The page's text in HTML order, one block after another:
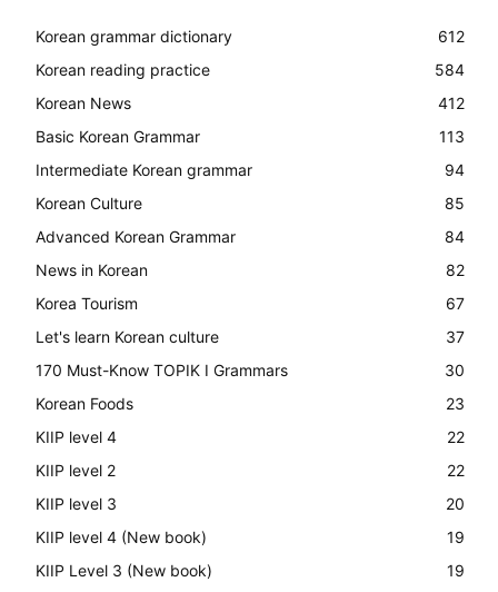
Korean grammar dictionary
612
Korean reading practice
584
Korean News
412
Basic Korean Grammar
113
Intermediate Korean grammar
94
Korean Culture
85
Advanced Korean Grammar
84
News in Korean
82
Korea Tourism
67
Let's learn Korean culture
37
170 Must-Know TOPIK I Grammars
30
Korean Foods
23
KIIP level 4
22
KIIP level 2
22
KIIP level 3
20
KIIP level 4 (New book)
19
KIIP Level 3 (New book)
19